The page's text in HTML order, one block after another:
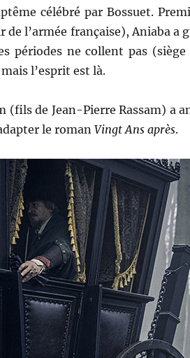
célébré par Bossuet.
l’armée française), Aniaba a
périodes ne collent pas
l’esprit est là.
(fils de Jean-Pierre Rassam) a
le romanVingt Ans après.